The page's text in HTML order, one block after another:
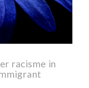
racisme in